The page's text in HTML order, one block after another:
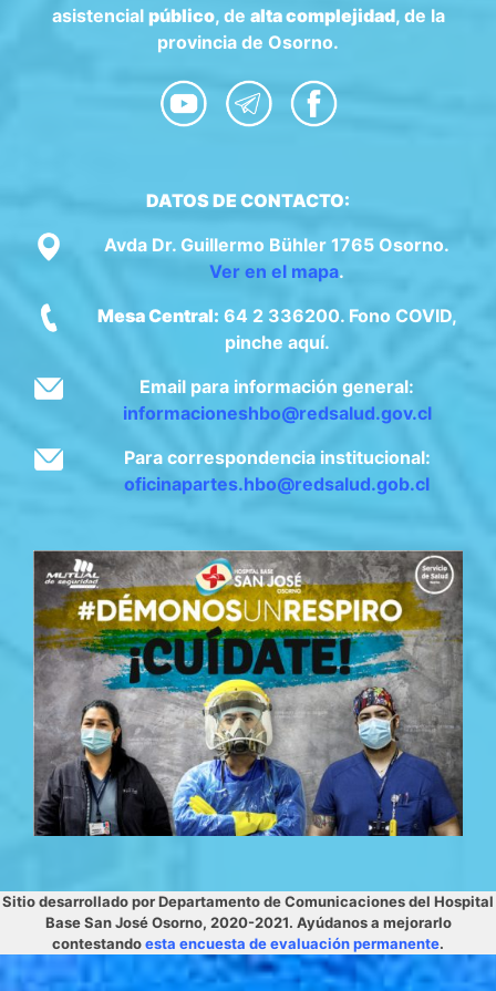
asistencial público, de alta complejidad, de la
provincia de Osorno.
DATOS DE CONTACTO:
Avda Dr. Guillermo Bühler 1765 Osorno.
Ver en el mapa.
Mesa Central: 64 2 336200. Fono COVID,
pinche aquí.
Email para información general:
informacioneshbo@redsalud.gov.cl
Para correspondencia institucional:
oficinapartes.hbo@redsalud.gob.cl
Sitio desarrollado por Departamento de Comunicaciones del Hospital
Base San José Osorno, 2020-2021. Ayúdanos a mejorarlo
contestandoesta encuesta de evaluación permanente.